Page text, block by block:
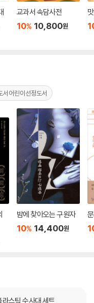
교과서 속담사전
10% 10,800원
어린이선정도서
밤에 찾아오는 구원자
10% 14,400원
스틱 수사대 세트